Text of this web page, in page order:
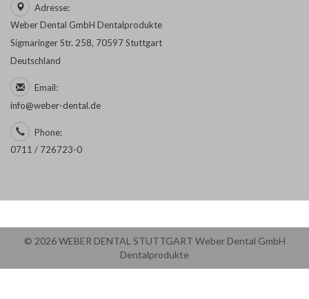
Adresse:
Weber Dental GmbH Dentalprodukte
Sigmaringer Str. 258, 70597 Stuttgart
Deutschland
Email:
info@weber-dental.de
Phone:
0711 / 726723-0
© 2026 WEBER DENTAL STUTTGART Weber Dental GmbH
Dentalprodukte